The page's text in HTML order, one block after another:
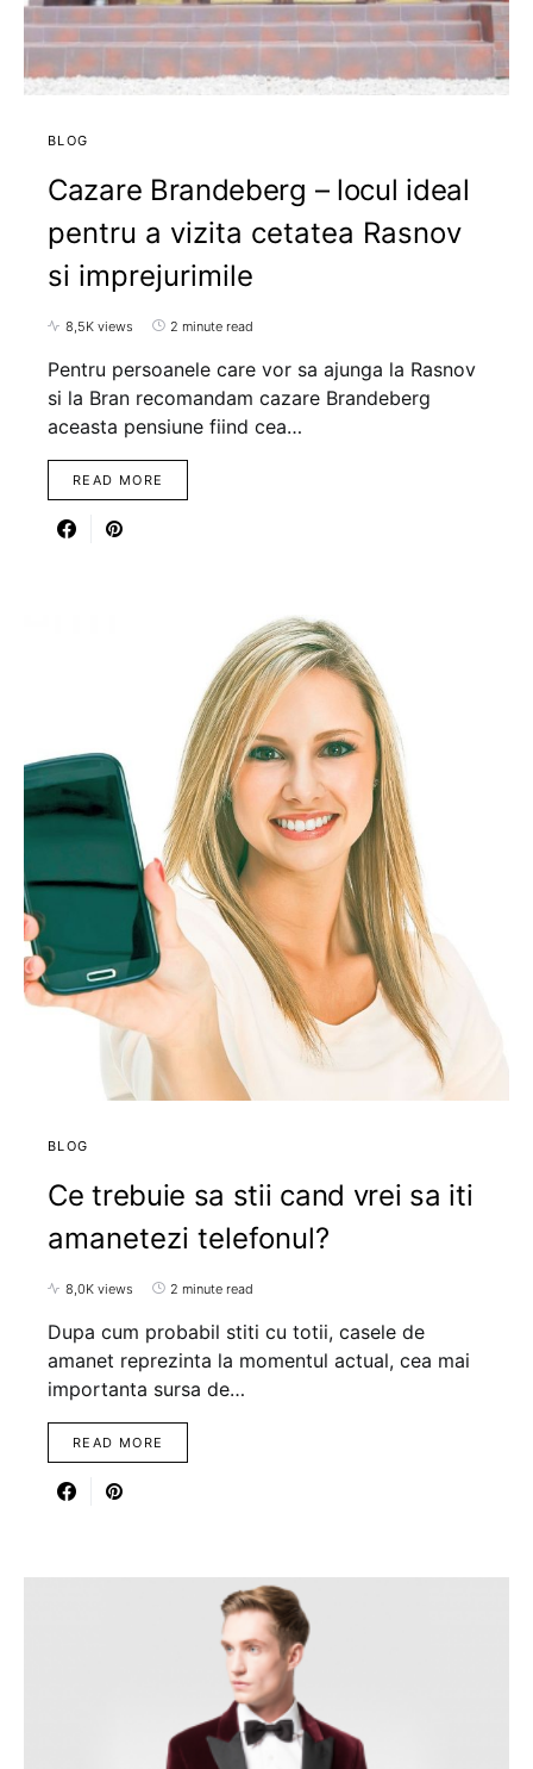
BLOG
Cazare Brandeberg – locul ideal
pentru a vizita cetatea Rasnov
si imprejurimile
8,5K views 2 minute read
Pentru persoanele care vor sa ajunga la Rasnov
si la Bran recomandam cazare Brandeberg
aceasta pensiune fiind cea…
READ MORE
BLOG
Ce trebuie sa stii cand vrei sa iti
amanetezi telefonul?
8,0K views 2 minute read
Dupa cum probabil stiti cu totii, casele de
amanet reprezinta la momentul actual, cea mai
importanta sursa de…
READ MORE